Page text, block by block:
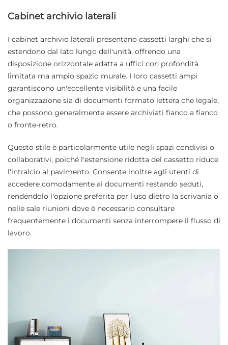
Cabinet archivio laterali
I cabinet archivio laterali presentano cassetti larghi che si
estendono dal lato lungo dell'unità, offrendo una
disposizione orizzontale adatta a uffici con profondità
limitata ma ampio spazio murale. I loro cassetti ampi
garantiscono un'eccellente visibilità e una facile
organizzazione sia di documenti formato lettera che legale,
che possono generalmente essere archiviati fianco a fianco
o fronte-retro.
Questo stile è particolarmente utile negli spazi condivisi o
collaborativi, poiché l'estensione ridotta del cassetto riduce
l'intralcio al pavimento. Consente inoltre agli utenti di
accedere comodamente ai documenti restando seduti,
rendendolo l'opzione preferita per l'uso dietro la scrivania o
nelle sale riunioni dove è necessario consultare
frequentemente i documenti senza interrompere il flusso di
lavoro.